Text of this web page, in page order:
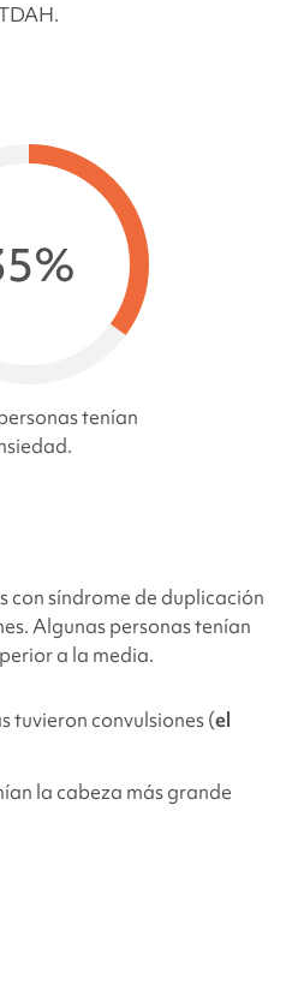
tenían
consíndrome de duplicación
Algunas personas tenían
a la media.
tuvieron convulsiones (el
la cabeza más grande